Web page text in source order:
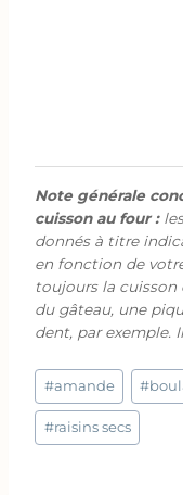
Note générale
cuisson au four :
donnés à titre
en fonction de
toujours la
du gâteau, une
dent, par exemple.
Étiquettes
de
la
#amande #
#raisins secs